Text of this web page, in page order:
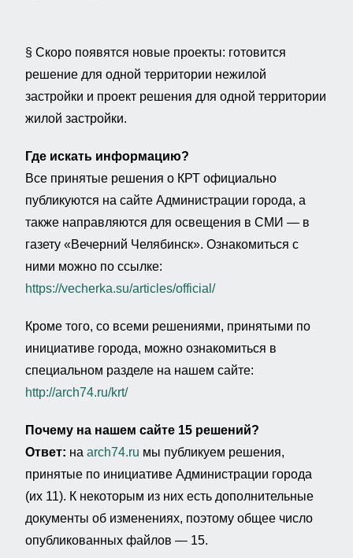
§ Скоро появятся новые проекты: готовится
решение для одной территории нежилой
застройки и проект решения для одной территории
жилой застройки.
Где искать информацию?
Все принятые решения о КРТ официально
публикуются на сайте Администрации города, а
также направляются для освещения в СМИ — в
газету «Вечерний Челябинск». Ознакомиться с
ними можно по ссылке:
https://vecherka.su/articles/official/
Кроме того, со всеми решениями, принятыми по
инициативе города, можно ознакомиться в
специальном разделе на нашем сайте:
http://arch74.ru/krt/
Почему на нашем сайте 15 решений?
Ответ: наarch74.ru мы публикуем решения,
принятые по инициативе Администрации города
(их 11). К некоторым из них есть дополнительные
документы об изменениях, поэтому общее число
опубликованных файлов — 15.